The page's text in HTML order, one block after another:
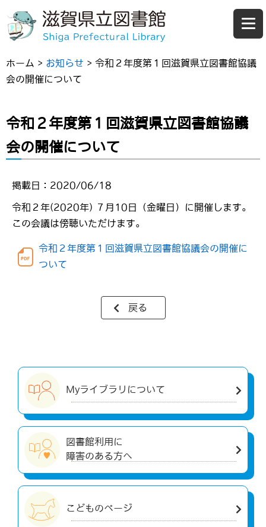
ホーム > お知らせ > 令和２年度第１回滋賀県立図書館協議
会の開催について
令和２年度第１回滋賀県立図書館協議
会の開催について
掲載日：2020/06/18
令和２年(2020年) ７月10日（金曜日）に開催します。
この会議は傍聴いただけます。
令和２年度第１回滋賀県立図書館協議会の開催に
ついて
戻る
Myライブラリについて
図書館利用に
障害のある方へ
こどものページ